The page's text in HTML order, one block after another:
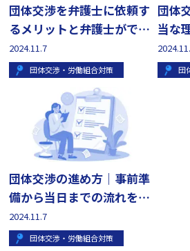
団体交渉を弁護士に依頼す
るメリットと弁護士ができ
ること
2024.11.7
団体交渉・労働組合対策
団体
当な
スも解
団
団体交渉の進め方｜事前準
備から当日までの流れを会
社側弁護士が解説
2024.11.7
団体交渉・労働組合対策